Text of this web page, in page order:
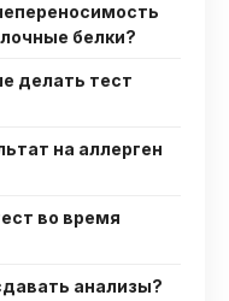
белки?
делать тест
на аллерген
во время
анализы?